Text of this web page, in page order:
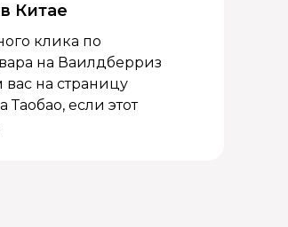
Китае
клика по
на Ваилдберриз
на страницу
Таобао, если этот